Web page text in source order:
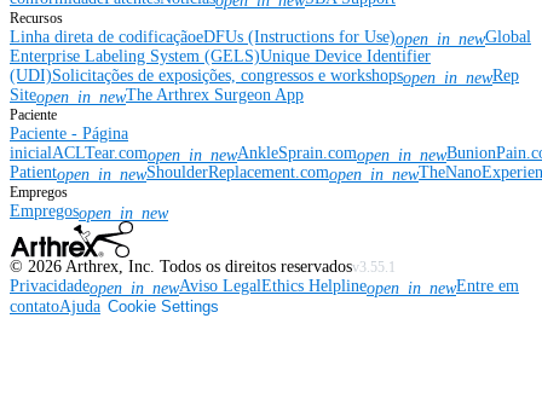
Recursos
Linha direta de codificaçãoeDFUs (Instructions for Use)open_in_newGlobal
Enterprise Labeling System (GELS)Unique Device Identifier
(UDI)Solicitações de exposições, congressos e workshopsopen_in_newRep
Siteopen_in_newThe Arthrex Surgeon App
Paciente
Paciente - Página
inicialACLTear.comopen_in_newAnkleSprain.comopen_in_new
Patientopen_in_newShoulderReplacement.comopen_in_new
Empregos
Empregosopen_in_new
© 2026 Arthrex, Inc. Todos os direitos reservadosv3.55.1
Privacidadeopen_in_newAviso LegalEthics Helplineopen_in_newEntre em
contatoAjuda Cookie Settings